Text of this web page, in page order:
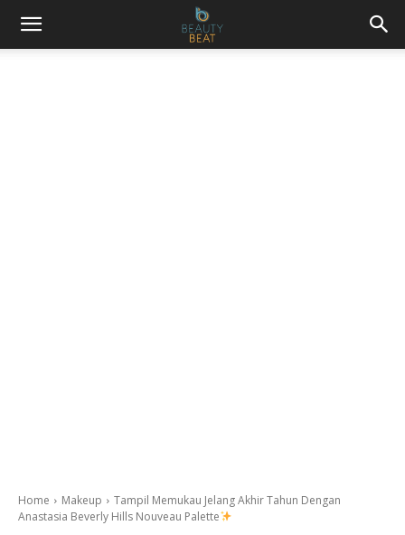
Home Makeup
Tampil Memukau Jelang Akhir Tahun Dengan
Anastasia Beverly Hills Nouveau Palette